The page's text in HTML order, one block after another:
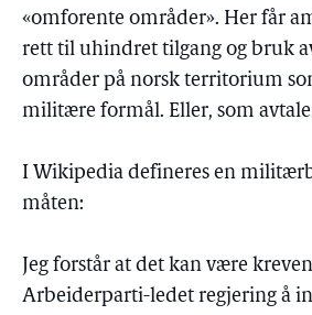
«omforente områder». Her får
rett til uhindret tilgang og bruk
områder på norsk territorium
militære formål. Eller, som
I Wikipedia defineres en
måten:
Jeg forstår at det kan være
Arbeiderparti-ledet regjering å